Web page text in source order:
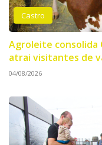
Castro
Agroleite consolida
atrai visitantes de
04/08/2026